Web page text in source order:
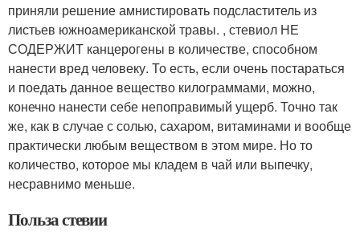
приняли решение амнистировать подсластитель из
листьев южноамериканской травы. , стевиол НЕ
СОДЕРЖИТ канцерогены в количестве, способном
нанести вред человеку. То есть, если очень постараться
и поедать данное вещество килограммами, можно,
конечно нанести себе непоправимый ущерб. Точно так
же, как в случае с солью, сахаром, витаминами и вообще
практически любым веществом в этом мире. Но то
количество, которое мы кладем в чай или выпечку,
несравнимо меньше.
Польза стевии